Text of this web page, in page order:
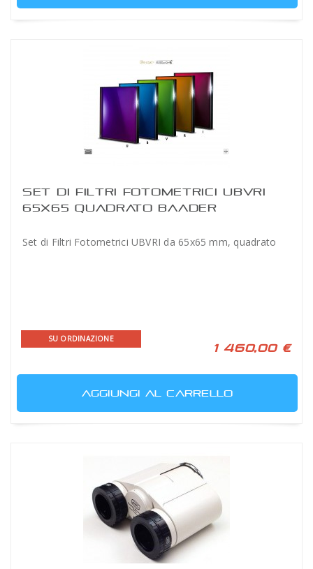
SET DI FILTRI FOTOMETRICI UBVRI
65X65 QUADRATO BAADER
Set di Filtri Fotometrici UBVRI da 65x65 mm, quadrato
SU ORDINAZIONE
1 460,00 €
AGGIUNGI AL CARRELLO